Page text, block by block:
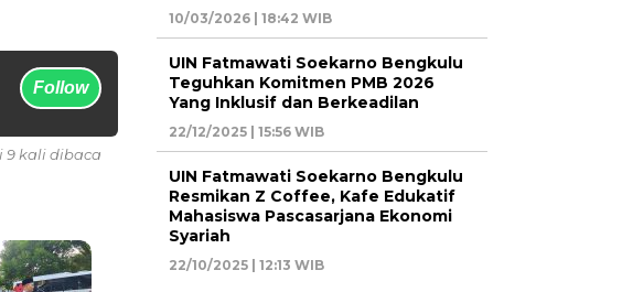
Follow
9 kali dibaca
10/03/2026 | 18:42 WIB
UIN Fatmawati Soekarno Bengkulu
Teguhkan Komitmen PMB 2026
Yang Inklusif dan Berkeadilan
22/12/2025 | 15:56 WIB
UIN Fatmawati Soekarno Bengkulu
Resmikan Z Coffee, Kafe Edukatif
Mahasiswa Pascasarjana Ekonomi
Syariah
22/10/2025 | 12:13 WIB